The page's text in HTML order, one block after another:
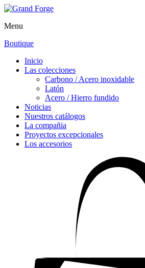
Menu
Boutique
Inicio
Las colecciones
Carbono / Acero inoxidable
Latón
Acero / Hierro fundido
Noticias
Nuestros catálogos
La compañia
Proyectos excepcionales
Los accesorios